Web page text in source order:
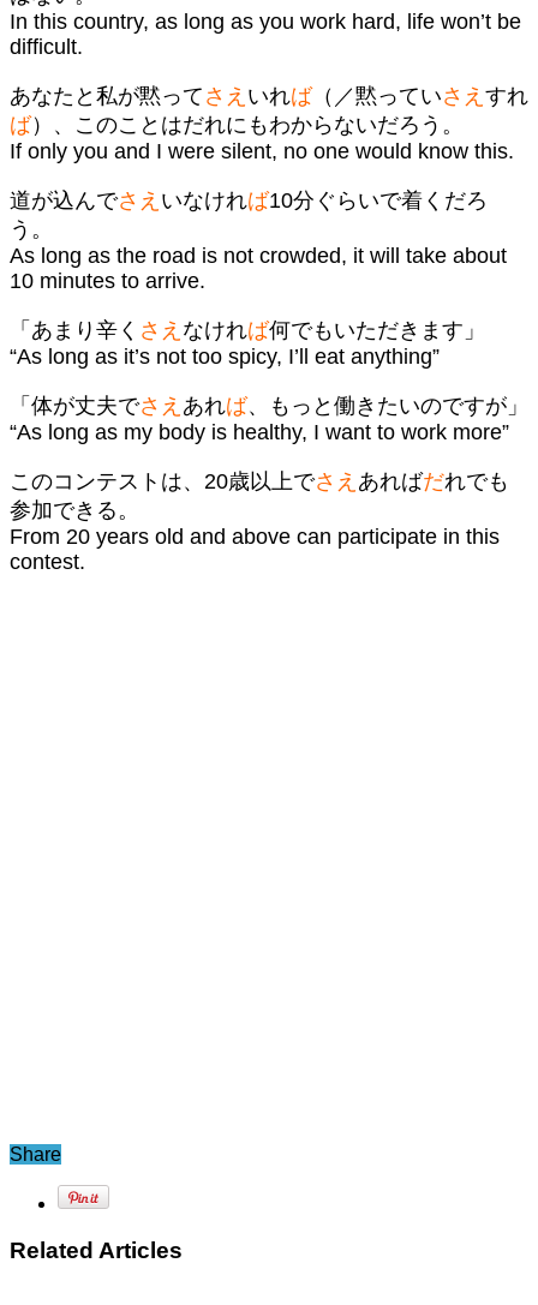
In this country, as long as you work hard, life won’t be
difficult.
あなたと私が黙って さえ いれば（／黙っていさえ すれ
ば）、このことはだれにもわからないだろう。
If only you and I were silent, no one would know this.
道が込んでさえ いなければ10分ぐらいで着くだろ
う。
As long as the road is not crowded, it will take about
10 minutes to arrive.
「あまり辛く さえ なければ何でもいただきます」
“As long as it’s not too spicy, I’ll eat anything”
「体が丈夫でさえ あれば、もっと働きたいのですが」
“As long as my body is healthy, I want to work more”
このコンテストは、20歳以上でさえ あればだれでも
参加できる。
From 20 years old and above can participate in this
contest.
Share
Related Articles